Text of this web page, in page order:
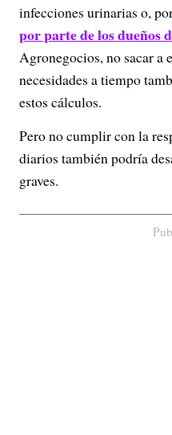
infecciones urinarias o,
por parte de los dueños
Agronegocios, no sacar a
necesidades a tiempo
estos cálculos.
Pero no cumplir con la
diarios también podría
graves.